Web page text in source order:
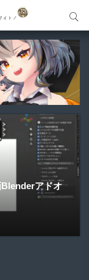
アドオ
するAIキャラク
ドオンが新登
セットアドオ
・MOVな...